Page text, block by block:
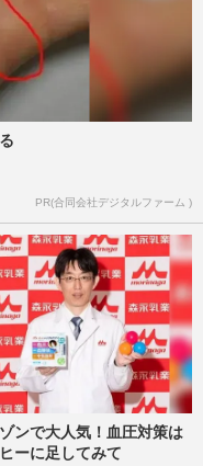
PR(合同会社デジタルファーム )
ンで大人気！血圧対策は
ーに足してみて